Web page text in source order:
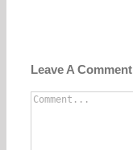
Leave A Comment
Comment